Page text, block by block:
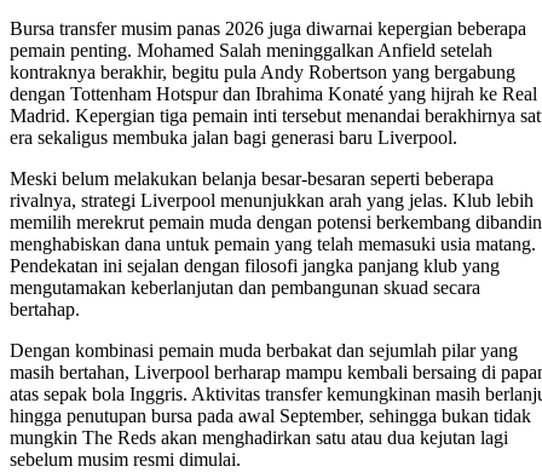
Bursa transfer musim panas 2026 juga diwarnai kepergian beberapa
pemain penting. Mohamed Salah meninggalkan Anfield setelah
kontraknya berakhir, begitu pula Andy Robertson yang bergabung
dengan Tottenham Hotspur dan Ibrahima Konaté yang hijrah ke Real
Madrid. Kepergian tiga pemain inti tersebut menandai berakhirnya
era sekaligus membuka jalan bagi generasi baru Liverpool.
Meski belum melakukan belanja besar-besaran seperti beberapa
rivalnya, strategi Liverpool menunjukkan arah yang jelas. Klub lebih
memilih merekrut pemain muda dengan potensi berkembang
menghabiskan dana untuk pemain yang telah memasuki usia matang.
Pendekatan ini sejalan dengan filosofi jangka panjang klub yang
mengutamakan keberlanjutan dan pembangunan skuad secara
bertahap.
Dengan kombinasi pemain muda berbakat dan sejumlah pilar yang
masih bertahan, Liverpool berharap mampu kembali bersaing di
atas sepak bola Inggris. Aktivitas transfer kemungkinan masih
hingga penutupan bursa pada awal September, sehingga bukan tidak
mungkin The Reds akan menghadirkan satu atau dua kejutan lagi
sebelum musim resmi dimulai.